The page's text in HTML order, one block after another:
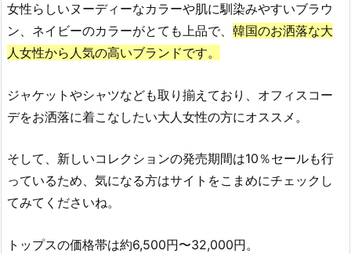
女性らしいヌーディーなカラーや肌に馴染みやすいブラウ
ン、ネイビーのカラーがとても上品で、 韓国のお洒落な大
人女性から人気の高いブランドです。
ジャケットやシャツなども取り揃えており、オフィスコー
デをお洒落に着こなしたい大人女性の方にオススメ。
そして、新しいコレクションの発売期間は10％セールも行
っているため、気になる方はサイトをこまめにチェックし
てみてくださいね。
トップスの価格帯は約6,500円〜32,000円。